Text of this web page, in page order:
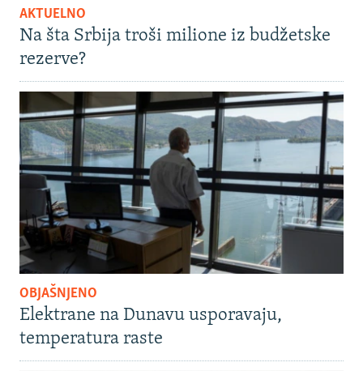
AKTUELNO
Na šta Srbija troši milione iz budžetske
rezerve?
OBJAŠNJENO
Elektrane na Dunavu usporavaju,
temperatura raste